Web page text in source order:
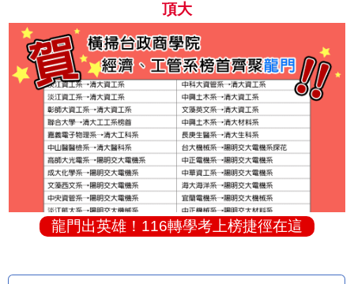
頂大
龍門出英雄！116轉學考上榜捷徑在這